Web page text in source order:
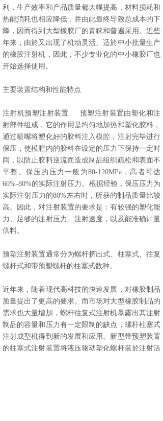
利，生产效率和产品质量都大幅提高，材料损耗和
热能消耗也相应降低，并由此最终导致总成本的下
降，因而得到大型橡胶厂的青睐和普遍采用。近些
年来，由於又出现了机动灵活、适於中小批量生产
的橡胶注射机，因此，不少专业化的中小橡胶厂也
开始选择使用。
主要装置结构和性能特点
注射机预塑注射装置 预塑注射装置由塑化和注
射部件组成，它的作用是均匀地加热和塑化胶料，
通过喷嘴将塑化好的胶料注入模腔，注射完毕进行
保压，使模腔内的胶料在设定的压力下保持一定时
间，以防止胶料逆流而造成制品组织疏松和表面不
平整。保压的压力一般为80-120MPa，高者可达
60%-80%的实际注射压力。根据经验，保压压力为
实际注射压力的80%左右时，所获的制品质量比较
高。因此，对注射装置的要求是：有较强的塑化能
力、足够的注射压力、注射速度，以及能准确计量
供料。
预塑注射装置通常分为螺杆挤出式、柱塞式、往复
螺杆式和带预塑螺杆的柱塞式数种。
近年来，随着现代高科技的快速发展，对橡胶制品
质量提出了更高的要求。而市场对大型橡胶制品的
需求也大量增加，螺杆往复式注射机暴露出其注射
制品的容量和压力有一定限制的缺点，螺杆柱塞式
注射成型机得到新的发展和应用。新型带预塑装置
的柱塞式注射装置将液压驱动塑化螺杆装於注射活